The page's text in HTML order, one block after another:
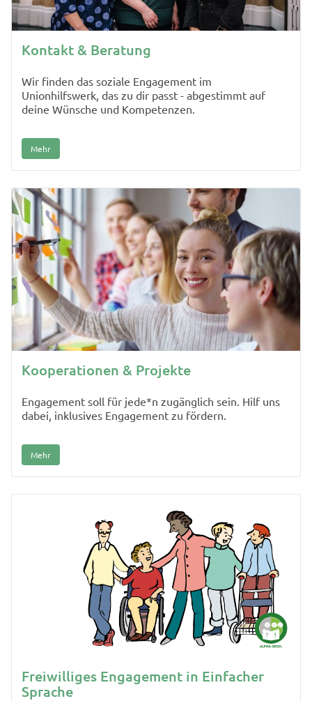
Kontakt & Beratung
Wir finden das soziale Engagement im
Unionhilfswerk, das zu dir passt - abgestimmt auf
deine Wünsche und Kompetenzen.
Mehr
Kooperationen & Projekte
Engagement soll für jede*n zugänglich sein. Hilf uns
dabei, inklusives Engagement zu fördern.
Mehr
Freiwilliges Engagement in Einfacher
Sprache